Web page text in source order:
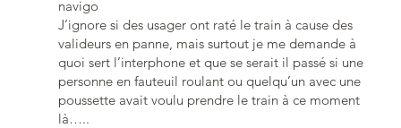
navigo
J’ignore si des usager ont raté le train à cause des
valideurs en panne, mais surtout je me demande à
quoi sert l’interphone et que se serait il passé si une
personne en fauteuil roulant ou quelqu’un avec une
poussette avait voulu prendre le train à ce moment
là…..